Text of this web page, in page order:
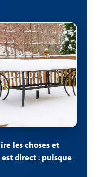
les choses et
direct : puisque